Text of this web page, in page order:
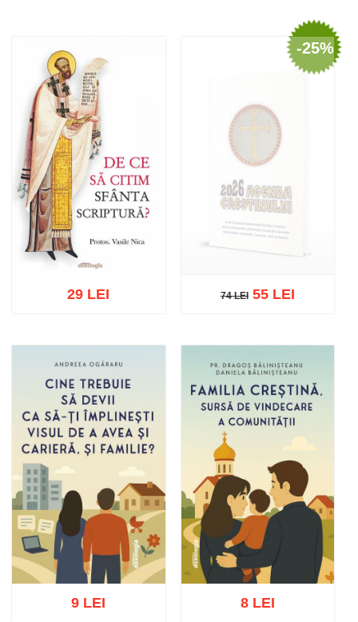
Adaugă în coș Wishlist
29 LEI
-25%
Stoc epuizat
74 LEI55 LEI
9 LEI 8 LEI